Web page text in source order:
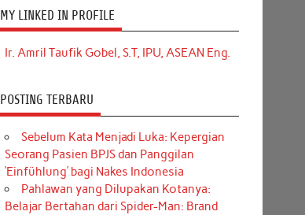
MY LINKED IN PROFILE
Ir. Amril Taufik Gobel, S.T, IPU, ASEAN Eng.
POSTING TERBARU
Sebelum Kata Menjadi Luka: Kepergian
Seorang Pasien BPJS dan Panggilan
‘Einfühlung’ bagi Nakes Indonesia
Pahlawan yang Dilupakan Kotanya:
Belajar Bertahan dari Spider-Man: Brand